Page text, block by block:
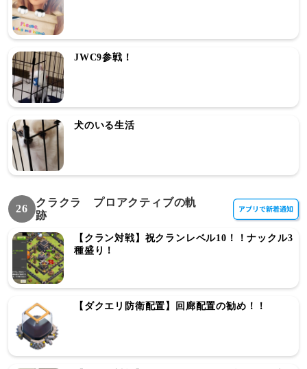
JWC9参戦！
犬のいる生活
26
クラクラ プロアクティブの軌
跡
【クラン対戦】祝クランレベル10！！ナックル3
種盛り！
【ダクエリ防衛配置】回廊配置の勧め！！